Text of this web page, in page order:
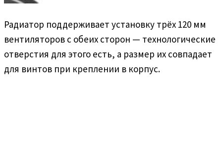
Радиатор поддерживает установку трёх 120 мм
вентиляторов с обеих сторон — технологические
отверстия для этого есть, а размер их совпадает
для винтов при креплении в корпус.